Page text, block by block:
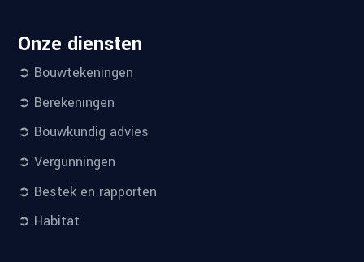
Onze diensten
➲ Bouwtekeningen
➲ Berekeningen
➲ Bouwkundig advies
➲ Vergunningen
➲ Bestek en rapporten
➲ Habitat